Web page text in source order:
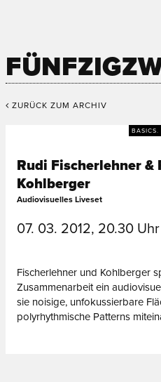
ZURÜCK ZUM ARCHIV
BASICS.
Rudi Fischerlehner &
Kohlberger
Audiovisuelles Liveset
07. 03. 2012, 20.30 Uhr
Fischerlehner und Kohlberger
Zusammenarbeit ein
sie noisige, unfokussierbare
polyrhythmische Patterns